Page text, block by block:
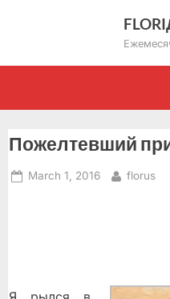
Пожелтевший
Posted
March 1, 2016 By
florus